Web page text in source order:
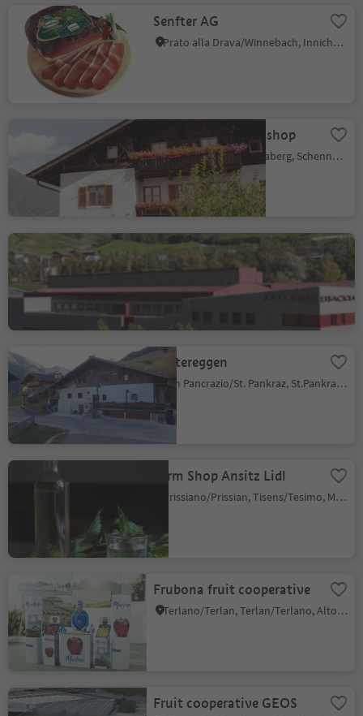
Senfter AG
Prato alla Drava/Winnebach, Innichen/San Candido, Dolomites Region 3 Zinnen
Lechnerhof - farm shop
Monte Scena/Schennaberg, Schenna/Scena, Meran/Merano and environs
Cantina Valle Isarco
Untrum/Untrum, Klausen/Chiusa, Brixen/Bressanone and environs
Mittereggen
San Pancrazio/St. Pankraz, St.Pankraz/San Pancrazio, Meran/Merano and environs
Farm Shop Ansitz Lidl
Prissiano/Prissian, Tisens/Tesimo, Meran/Merano and environs
Frubona fruit cooperative
Terlano/Terlan, Terlan/Terlano, Alto Adige Wine Road
Fruit cooperative GEOS